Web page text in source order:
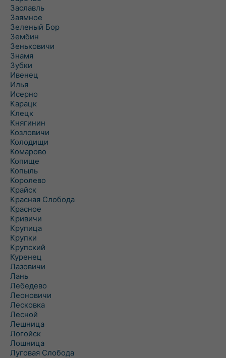
Заславль
Заямное
Зеленый Бор
Зембин
Зеньковичи
Знамя
Зубки
Ивенец
Илья
Исерно
Карацк
Клецк
Княгинин
Козловичи
Колодищи
Комарово
Копище
Копыль
Королево
Крайск
Красная Слобода
Красное
Кривичи
Крупица
Крупки
Крупский
Куренец
Лазовичи
Лань
Лебедево
Леоновичи
Лесковка
Лесной
Лешница
Логойск
Лошница
Луговая Слобода